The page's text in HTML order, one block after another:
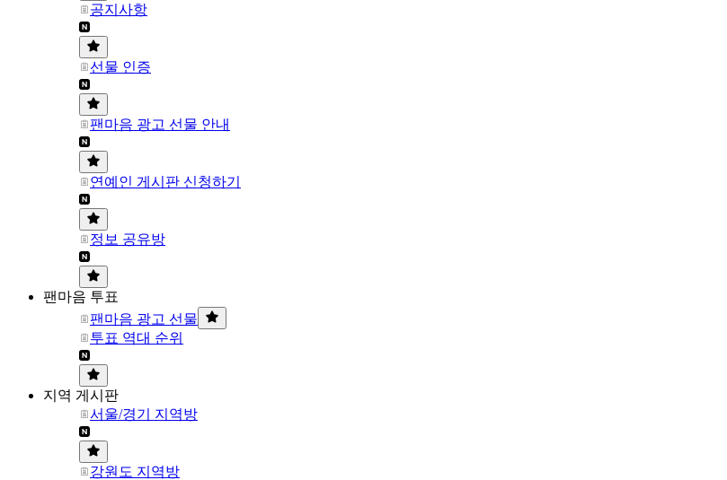
공지사항
선물 인증
팬마음 광고 선물 안내
연예인 게시판 신청하기
정보 공유방
팬마음 투표
팬마음 광고 선물
투표 역대 순위
지역 게시판
서울/경기 지역방
강원도 지역방